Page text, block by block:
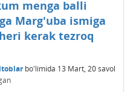
menga balli
Marg'uba ismiga
kerak tezroq
bo'limida 13 Mart, 20 savol